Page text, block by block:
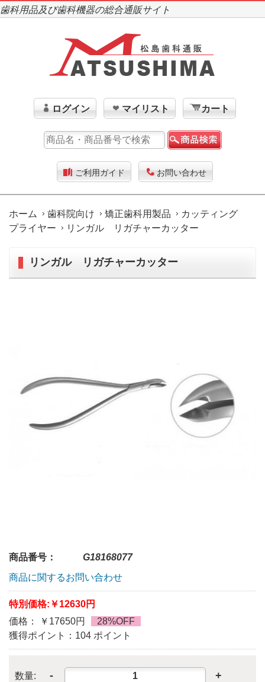
歯科用品及び歯科機器の総合通販サイト
ログイン マイリスト カート
ご利用ガイド お問い合わせ
ホーム 歯科院向け 矯正歯科用製品
カッティング
プライヤー
リンガル リガチャーカッター
リンガル リガチャーカッター
商品番号：
G18168077
商品に関するお問い合わせ
特別価格: ￥12630円
価格： ￥17650円
28%OFF
獲得ポイント：104 ポイント
数量: - +